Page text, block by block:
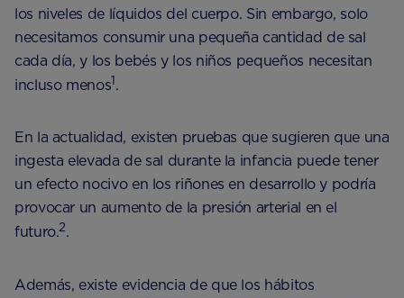
los niveles de líquidos del cuerpo. Sin embargo, solo
necesitamos consumir una pequeña cantidad de sal
cada día, y los bebés y los niños pequeños necesitan
incluso menos1.
En la actualidad, existen pruebas que sugieren que una
ingesta elevada de sal durante la infancia puede tener
un efecto nocivo en los riñones en desarrollo y podría
provocar un aumento de la presión arterial en el
futuro.2.
Además, existe evidencia de que los hábitos